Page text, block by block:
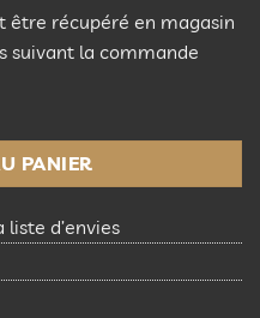
être récupéré en magasin
suivant la commande
PANIER
d’envies